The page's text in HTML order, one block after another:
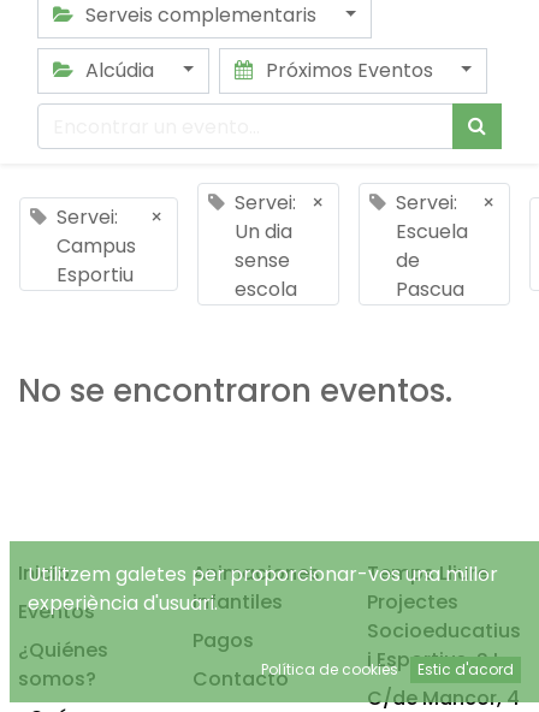
Serveis complementaris
Alcúdia
Próximos Eventos
Servei:
Campus
Esportiu
×
Servei:
Un dia
sense
escola
×
Servei:
Escuela
de
Pascua
×
No se encontraron eventos.
Inicio
Eventos
¿Quiénes
somos?
Animaciones
infantiles
Pagos
Contacto
Temps Lliure
Projectes
Socioeducatius
i Esportius, S.L.
C/de Mancor, 4
Utilitzem galetes per proporcionar-vos una millor
experiència d'usuari.
Política de cookies Estic d'acord